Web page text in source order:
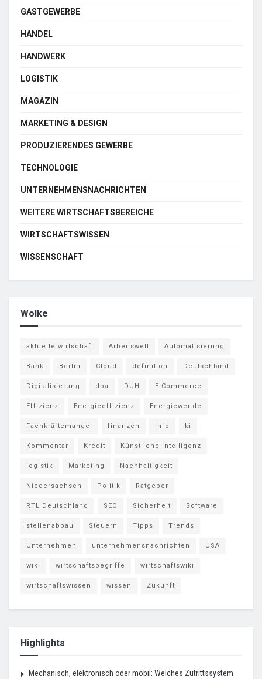
GASTGEWERBE
HANDEL
HANDWERK
LOGISTIK
MAGAZIN
MARKETING & DESIGN
PRODUZIERENDES GEWERBE
TECHNOLOGIE
UNTERNEHMENSNACHRICHTEN
WEITERE WIRTSCHAFTSBEREICHE
WIRTSCHAFTSWISSEN
WISSENSCHAFT
Wolke
aktuelle wirtschaft Arbeitswelt Automatisierung
Bank Berlin Cloud definition Deutschland
Digitalisierung dpa DUH E-Commerce
Effizienz Energieeffizienz Energiewende
Fachkräftemangel finanzen Info ki
Kommentar Kredit Künstliche Intelligenz
logistik Marketing Nachhaltigkeit
Niedersachsen Politik Ratgeber
RTL Deutschland SEO Sicherheit Software
stellenabbau Steuern Tipps Trends
Unternehmen unternehmensnachrichten USA
wiki wirtschaftsbegriffe wirtschaftswiki
wirtschaftswissen wissen Zukunft
Highlights
Mechanisch, elektronisch oder mobil: Welches Zutrittssystem